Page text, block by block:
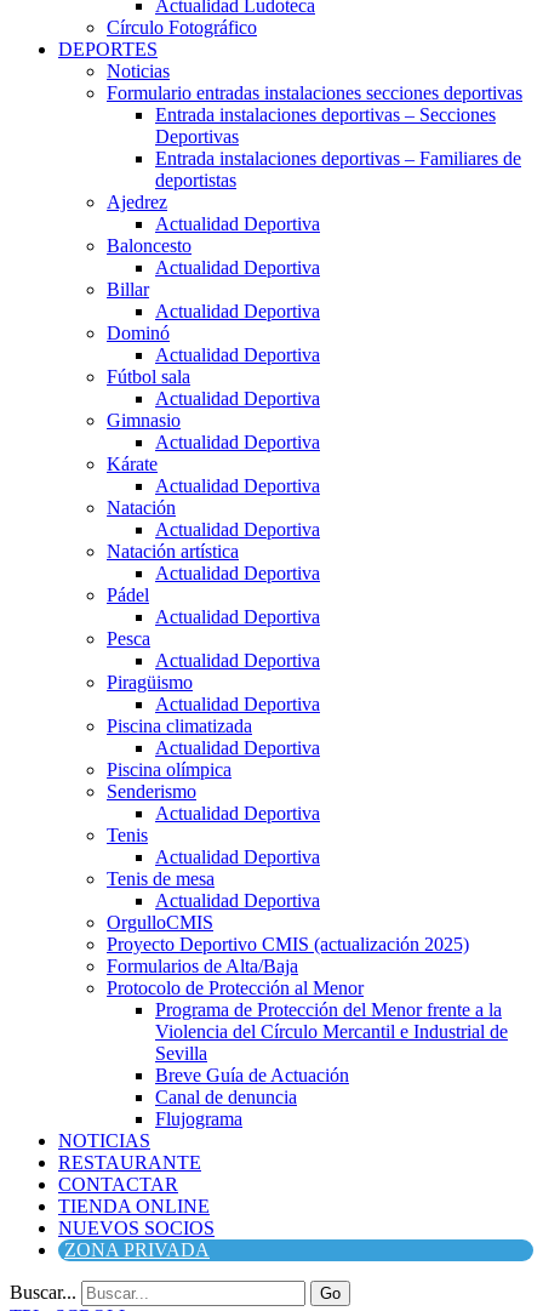
Actualidad Ludoteca
Círculo Fotográfico
DEPORTES
Noticias
Formulario entradas instalaciones secciones deportivas
Entrada instalaciones deportivas – Secciones
Deportivas
Entrada instalaciones deportivas – Familiares de
deportistas
Ajedrez
Actualidad Deportiva
Baloncesto
Actualidad Deportiva
Billar
Actualidad Deportiva
Dominó
Actualidad Deportiva
Fútbol sala
Actualidad Deportiva
Gimnasio
Actualidad Deportiva
Kárate
Actualidad Deportiva
Natación
Actualidad Deportiva
Natación artística
Actualidad Deportiva
Pádel
Actualidad Deportiva
Pesca
Actualidad Deportiva
Piragüismo
Actualidad Deportiva
Piscina climatizada
Actualidad Deportiva
Piscina olímpica
Senderismo
Actualidad Deportiva
Tenis
Actualidad Deportiva
Tenis de mesa
Actualidad Deportiva
OrgulloCMIS
Proyecto Deportivo CMIS (actualización 2025)
Formularios de Alta/Baja
Protocolo de Protección al Menor
Programa de Protección del Menor frente a la
Violencia del Círculo Mercantil e Industrial de
Sevilla
Breve Guía de Actuación
Canal de denuncia
Flujograma
NOTICIAS
RESTAURANTE
CONTACTAR
TIENDA ONLINE
NUEVOS SOCIOS
ZONA PRIVADA
Buscar... Go